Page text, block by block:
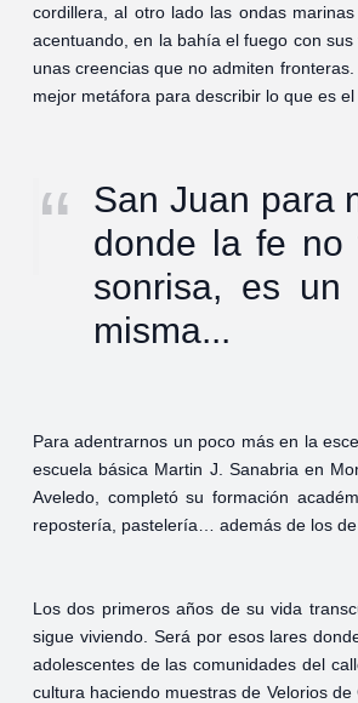
cordillera, al otro lado las ondas
acentuando, en la bahía el fuego con
unas creencias que no admiten
mejor metáfora para describir lo que es
San Juan para
donde la fe
sonrisa, es
misma...
Para adentrarnos un poco más en la
escuela básica Martin J. Sanabria en
Aveledo, completó su formación
repostería, pastelería… además de los
Los dos primeros años de su vida
sigue viviendo. Será por esos lares
adolescentes de las comunidades del
cultura haciendo muestras de Velorios